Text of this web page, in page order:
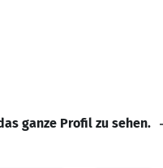
ganze Profil zu sehen.